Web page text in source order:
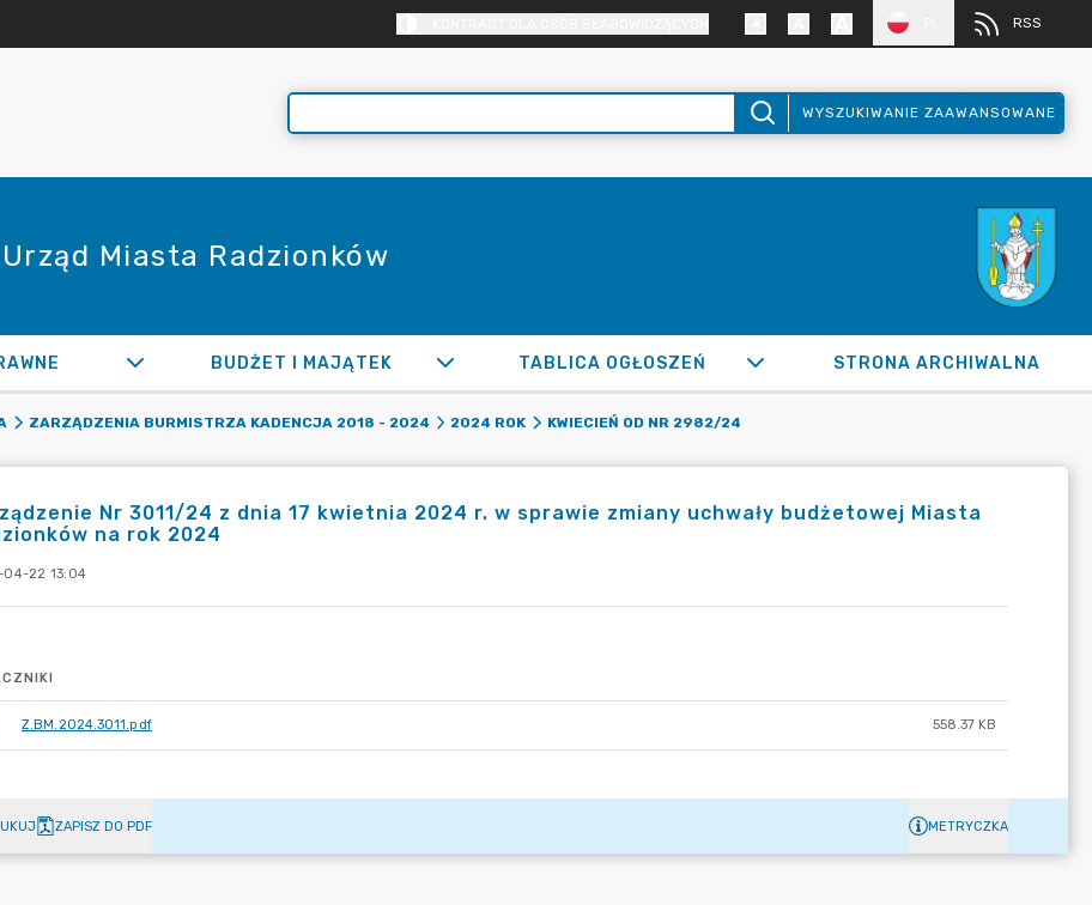
RSS
WYSZUKIWANIE ZAAWANSOWANE
Miasta Radzionków
BUDŻET I MAJĄTEK TABLICA OGŁOSZEŃ STRONA ARCHIWALNA
ZARZĄDZENIA BURMISTRZA KADENCJA 2018 - 2024 2024 ROK
KWIECIEŃ OD NR 2982/24
Nr 3011/24 z dnia 17 kwietnia 2024 r. w sprawie zmiany uchwały budżetowej Miasta
na rok 2024
22 13:04
Z.BM.2024.3011.pdf 558.37 KB
ZAPISZ DO PDF METRYCZKA